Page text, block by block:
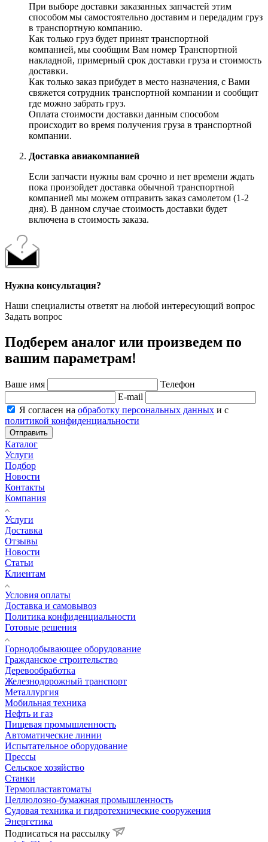
При выборе доставки заказанных запчастей этим
способом мы самостоятельно доставим и передадим груз
в транспортную компанию.
Как только груз будет принят транспортной
компанией, мы сообщим Вам номер Транспортной
накладной, примерный срок доставки груза и стоимость
доставки.
Как только заказ прибудет в место назначения, с Вами
свяжется сотрудник транспортной компании и сообщит
где можно забрать груз.
Оплата стоимости доставки данным способом
происходит во время получения груза в транспортной
компании.
Доставка авиакомпанией
Если запчасти нужны вам срочно и нет времени ждать
пока произойдет доставка обычной транспортной
компанией мы можем отправить заказ самолетом (1-2
дня). В данном случае стоимость доставки будет
включена в стоимость заказа.
Нужна консультация?
Наши специалисты ответят на любой интересующий вопрос
Задать вопрос
Подберем аналог или произведем по
вашим параметрам!
Ваше имя
Телефон
E-mail
Я согласен на обработку персональных данных и с
политикой конфиденциальности
Отправить
Каталог
Услуги
Подбор
Новости
Контакты
Компания
Услуги
Доставка
Отзывы
Новости
Статьи
Клиентам
Условия оплаты
Доставка и самовывоз
Политика конфиденциальности
Готовые решения
Горнодобывающее оборудование
Гражданское строительство
Деревообработка
Железнодорожный транспорт
Металлургия
Мобильная техника
Нефть и газ
Пищевая промышленность
Автоматические линии
Испытательное оборудование
Прессы
Сельское хозяйство
Станки
Термопластавтоматы
Целлюлозно-бумажная промышленность
Судовая техника и гидротехнические сооружения
Энергетика
Подписаться на рассылку